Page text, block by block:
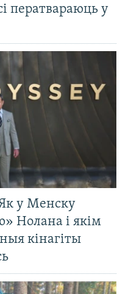
ператвараюць у
Як у Менску
Нолана і якім
кінагіты